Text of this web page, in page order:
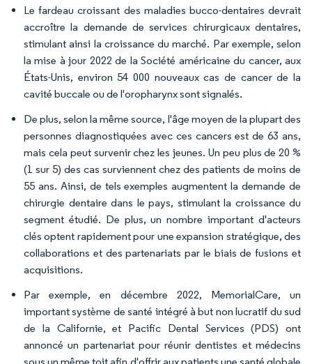
Le fardeau croissant des maladies bucco-dentaires devrait
accroître la demande de services chirurgicaux dentaires,
stimulant ainsi la croissance du marché. Par exemple, selon
la mise à jour 2022 de la Société américaine du cancer, aux
États-Unis, environ 54 000 nouveaux cas de cancer de la
cavité buccale ou de l'oropharynx sont signalés.
De plus, selon la même source, l'âge moyen de la plupart des
personnes diagnostiquées avec ces cancers est de 63 ans,
mais cela peut survenir chez les jeunes. Un peu plus de 20 %
(1 sur 5) des cas surviennent chez des patients de moins de
55 ans. Ainsi, de tels exemples augmentent la demande de
chirurgie dentaire dans le pays, stimulant la croissance du
segment étudié. De plus, un nombre important d'acteurs
clés optent rapidement pour une expansion stratégique, des
collaborations et des partenariats par le biais de fusions et
acquisitions.
Par exemple, en décembre 2022, MemorialCare, un
important système de santé intégré à but non lucratif du sud
de la Californie, et Pacific Dental Services (PDS) ont
annoncé un partenariat pour réunir dentistes et médecins